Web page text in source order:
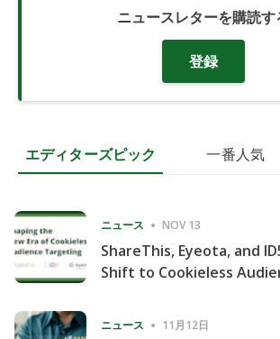
ニュースレターを購読す
登録
エディターズピック 一番人気
ニュース NOV 13
ShareThis, Eyeota, and
Shift to Cookieless
ニュース 11月12日